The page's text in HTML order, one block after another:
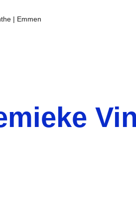
| Emmen